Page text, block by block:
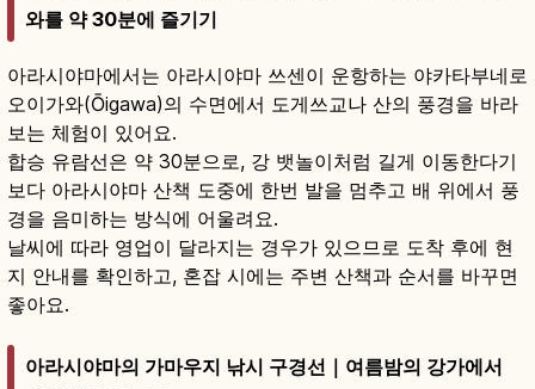
와를 약 30분에 즐기기
아라시야마에서는 아라시야마 쓰센이 운항하는 야카타부네로
오이가와(Ōigawa)의 수면에서 도게쓰교나 산의 풍경을 바라
보는 체험이 있어요.
합승 유람선은 약 30분으로, 강 뱃놀이처럼 길게 이동한다기
보다 아라시야마 산책 도중에 한번 발을 멈추고 배 위에서 풍
경을 음미하는 방식에 어울려요.
날씨에 따라 영업이 달라지는 경우가 있으므로 도착 후에 현
지 안내를 확인하고, 혼잡 시에는 주변 산책과 순서를 바꾸면
좋아요.
아라시야마의 가마우지 낚시 구경선｜여름밤의 강가에서